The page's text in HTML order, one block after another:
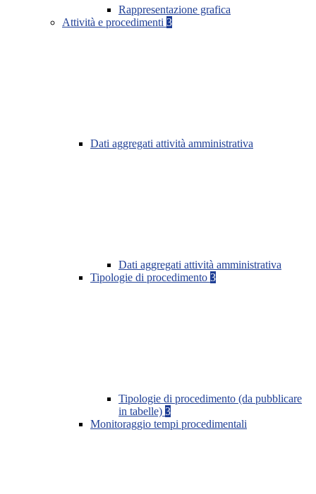
Rappresentazione grafica
Attività e procedimenti 3
Dati aggregati attività amministrativa
Dati aggregati attività amministrativa
Tipologie di procedimento 3
Tipologie di procedimento (da pubblicare
in tabelle) 3
Monitoraggio tempi procedimentali